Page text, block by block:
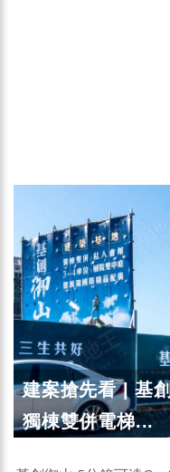
建案搶先看 | 基
獨棟雙併電梯...